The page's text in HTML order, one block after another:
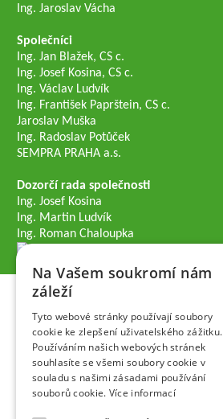
Ing. Jaroslav Vácha
Společníci
Ing. Jan Blažek, CS c.
Ing. Josef Kosina, CS c.
Ing. Václav Ludvík
Ing. František Paprštein, CS c.
Jaroslav Muška
Ing. Radoslav Potůček
SEMPRA PRAHA a.s.
Dozorčí rada společnosti
Ing. Josef Kosina
Ing. Martin Ludvík
Ing. Roman Chaloupka
Na Vašem soukromí nám
záleží
Tyto webové stránky používají soubory
cookie ke zlepšení uživatelského zážitku.
Používáním našich webových stránek
souhlasíte se všemi soubory cookie v
souladu s našimi zásadami používání
souborů cookie. Více informací